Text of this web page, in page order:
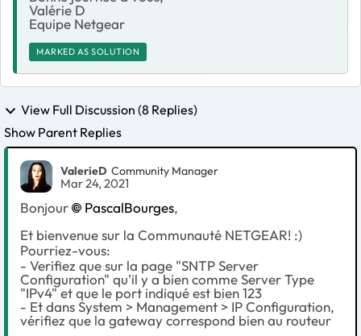
Valérie D
Equipe Netgear
MARKED AS SOLUTION
View Full Discussion (8 Replies)
Show Parent Replies
ValerieD Community Manager
Mar 24, 2021
Bonjour PascalBourges,
Et bienvenue sur la Communauté NETGEAR! :)
Pourriez-vous:
- Verifiez que sur la page "SNTP Server
Configuration" qu'il y a bien comme Server Type
"IPv4" et que le port indiqué est bien 123
- Et dans System > Management > IP Configuration,
vérifiez que la gateway correspond bien au routeur